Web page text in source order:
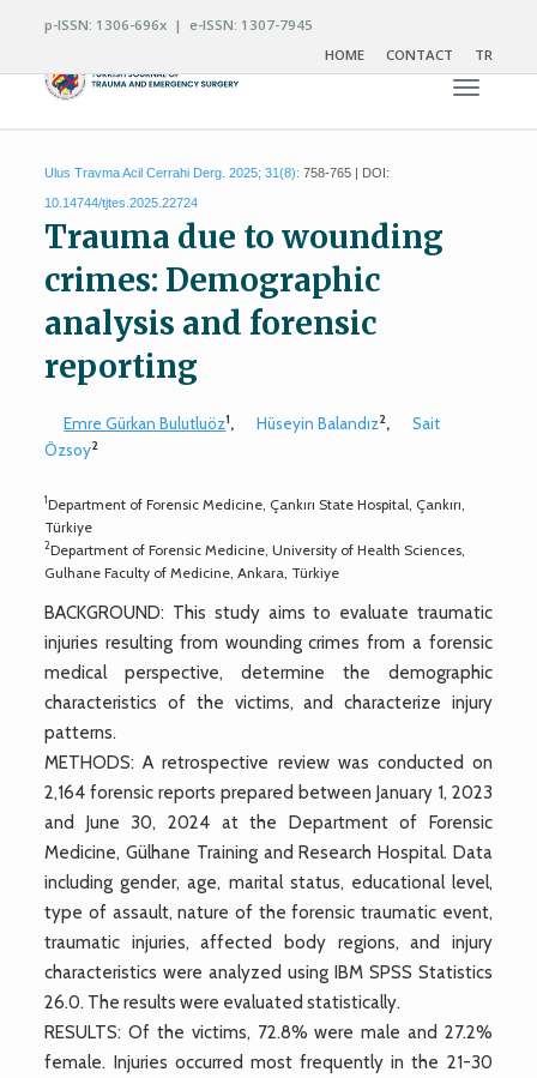
p-ISSN: 1306-696x | e-ISSN: 1307-7945
HOME
CONTACT TR
Toggle
Ulus Travma Acil Cerrahi Derg. 2025; 31(8): 758-765 | DOI:
10.14744/tjtes.2025.22724
Trauma due to wounding
crimes: Demographic
analysis and forensic
reporting
Emre Gürkan Bulutluöz1, Hüseyin Balandız2,
Sait
Özsoy2
1Department of Forensic Medicine, Çankırı State Hospital, Çankırı,
Türkiye
2Department of Forensic Medicine, University of Health Sciences,
Gulhane Faculty of Medicine, Ankara, Türkiye
BACKGROUND: This study aims to evaluate traumatic
injuries resulting from wounding crimes from a forensic
medical perspective, determine the demographic
characteristics of the victims, and characterize injury
patterns.
METHODS: A retrospective review was conducted on
2,164 forensic reports prepared between January 1, 2023
and June 30, 2024 at the Department of Forensic
Medicine, Gülhane Training and Research Hospital. Data
including gender, age, marital status, educational level,
type of assault, nature of the forensic traumatic event,
traumatic injuries, affected body regions, and injury
characteristics were analyzed using IBM SPSS Statistics
26.0. The results were evaluated statistically.
RESULTS: Of the victims, 72.8% were male and 27.2%
female. Injuries occurred most frequently in the 21-30